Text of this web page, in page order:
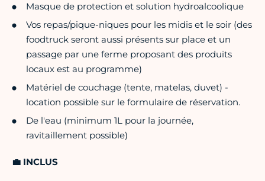
Masque de protection et solution hydroalcoolique
Vos repas/pique-niques pour les midis et le soir (des
foodtruck seront aussi présents sur place et un
passage par une ferme proposant des produits
locaux est au programme)
Matériel de couchage (tente, matelas, duvet) -
location possible sur le formulaire de réservation.
De l'eau (minimum 1L pour la journée,
ravitaillement possible)
💼 INCLUS